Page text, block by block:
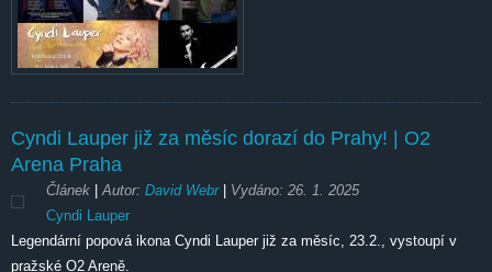
Cyndi Lauper již za měsíc dorazí do Prahy! | O2
Arena Praha
Článek |Autor: David Webr Vydáno: 26. 1. 2025
Cyndi Lauper
Legendární popová ikona Cyndi Lauper již za měsíc, 23.2., vystoupí v
pražské O2 Areně.